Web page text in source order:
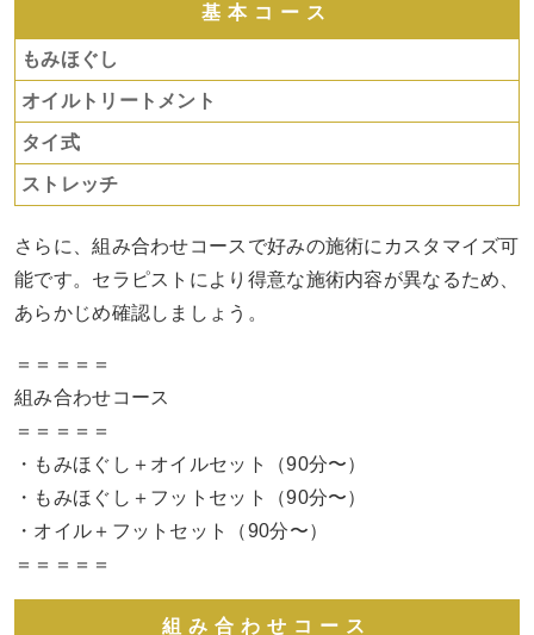
基本コース
もみほぐし
オイルトリートメント
タイ式
ストレッチ
さらに、組み合わせコースで好みの施術にカスタマイズ可
能です。セラピストにより得意な施術内容が異なるため、
あらかじめ確認しましょう。
＝＝＝＝＝
組み合わせコース
＝＝＝＝＝
・もみほぐし＋オイルセット（90分〜）
・もみほぐし＋フットセット（90分〜）
・オイル＋フットセット（90分〜）
＝＝＝＝＝
組み合わせコース